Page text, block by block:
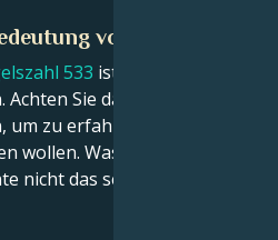
von 533?
533 ist etwas, das Sie
Sie darauf und lesen
um zu erfahren, was die
wollen. Was klar als ihre
nicht das sein, was sie